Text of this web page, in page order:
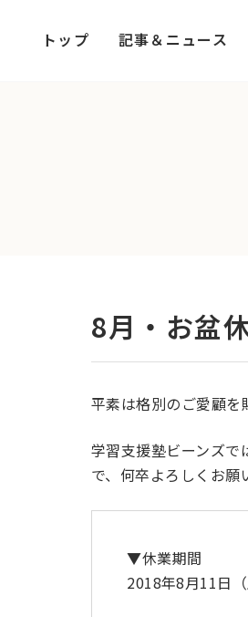
トップ 記事＆ニュース
8月・お盆
平素は格別のご愛顧を
学習支援塾ビーンズ
で、何卒よろしくお願
▼休業期間
2018年8月11日